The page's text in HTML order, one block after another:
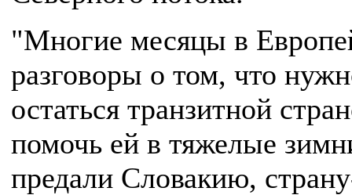
"Многие месяцы в
разговоры о том, что
остаться транзитной
помочь ей в тяжелые
предали Словакию,